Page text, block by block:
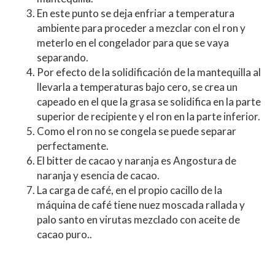
En este punto se deja enfriar a temperatura
ambiente para proceder a mezclar con el ron y
meterlo en el congelador para que se vaya
separando.
Por efecto de la solidificación de la mantequilla al
llevarla a temperaturas bajo cero, se crea un
capeado en el que la grasa se solidifica en la parte
superior de recipiente y el ron en la parte inferior.
Como el ron no se congela se puede separar
perfectamente.
El bitter de cacao y naranja es Angostura de
naranja y esencia de cacao.
La carga de café, en el propio cacillo de la
máquina de café tiene nuez moscada rallada y
palo santo en virutas mezclado con aceite de
cacao puro..